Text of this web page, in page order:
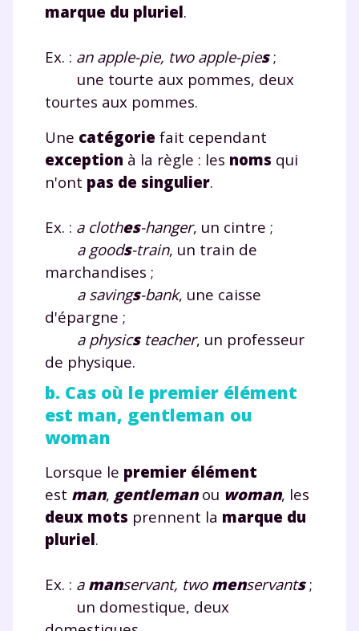
marque du pluriel.
Ex. : an apple-pie, two apple-pies;
une tourte aux pommes, deux
tourtes aux pommes.
Une catégorie fait cependant
exception à la règle : les noms qui
n'ont pas de singulier.
Ex. : a clothes-hanger, un cintre ;
a goods-train, un train de
marchandises ;
a savings-bank, une caisse
d'épargne ;
a physicsteacher, un professeur
de physique.
b. Cas où le premier élément
est man, gentleman ou
woman
Lorsque le premier élément
est man, gentlemanou woman, les
deux mots prennent la marque du
pluriel.
Ex. : a manservant, two menservants;
un domestique, deux